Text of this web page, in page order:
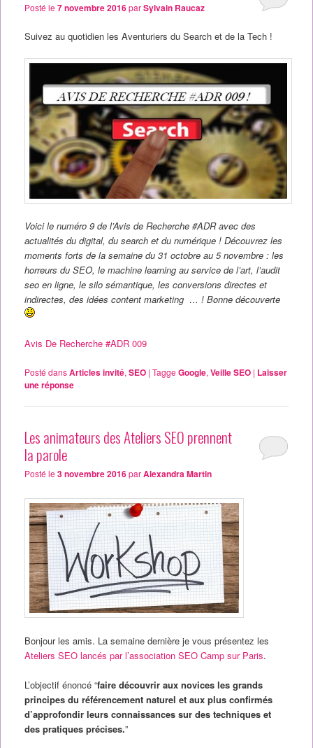
Posté le 7 novembre 2016parSylvain Raucaz
Suivez au quotidien les Aventuriers du Search et de la Tech !
Voici le numéro 9 de l’Avis de Recherche #ADR avec des
actualités du digital, du search et du numérique ! Découvrez les
moments forts de la semaine du 31 octobre au 5 novembre : les
horreurs du SEO, le machine learning au service de l’art, l’audit
seo en ligne, le silo sémantique, les conversions directes et
indirectes, des idées content marketing … ! Bonne découverte
Avis De Recherche #ADR 009
Posté dansArticles invité, SEO | Tagge Google, Veille SEO | Laisser
une réponse
Les animateurs des Ateliers SEO prennent
la parole
Posté le 3 novembre 2016parAlexandra Martin
Bonjour les amis. La semaine dernière je vous présentez les
Ateliers SEO lancés par l’association SEO Camp sur Paris.
L’objectif énoncé “faire découvrir aux novices les grands
principes du référencement naturel et aux plus confirmés
d’approfondir leurs connaissances sur des techniques et
des pratiques précises.”